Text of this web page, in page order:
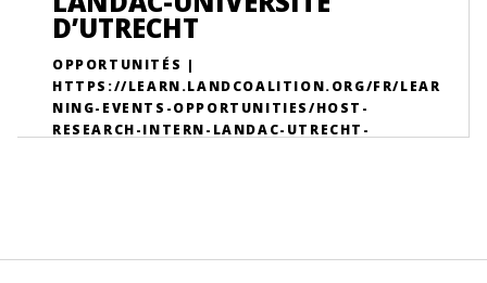
D’UTRECHT
OPPORTUNITÉS |
HTTPS://LEARN.LANDCOALITION.ORG/FR/LEAR
NING-EVENTS-OPPORTUNITIES/HOST-
RESEARCH-INTERN-LANDAC-UTRECHT-